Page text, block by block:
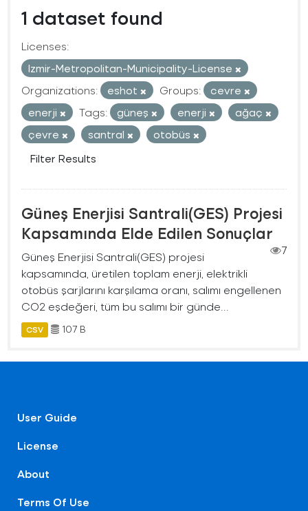
1 dataset found
Licenses:
Izmir-Metropolitan-Municipality-License
Organizations:
eshot Groups:
cevre
enerji
Tags: güneş enerji
ağaç
çevre
santral
otobüs
Filter Results
Güneş Enerjisi Santrali(GES) Projesi
Kapsamında Elde Edilen Sonuçlar
7
Güneş Enerjisi Santrali(GES) projesi
kapsamında, üretilen toplam enerji, elektrikli
otobüs şarjlarını karşılama oranı, salımı engellenen
CO2 eşdeğeri, tüm bu salımı bir günde...
CSV 107 B
User Guide
License
About
Terms Of Use